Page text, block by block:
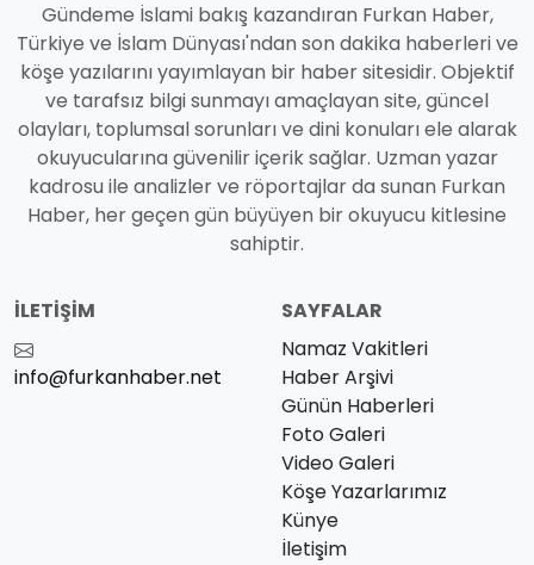
Gündeme İslami bakış kazandıran Furkan Haber,
Türkiye ve İslam Dünyası'ndan son dakika haberleri ve
köşe yazılarını yayımlayan bir haber sitesidir. Objektif
ve tarafsız bilgi sunmayı amaçlayan site, güncel
olayları, toplumsal sorunları ve dini konuları ele alarak
okuyucularına güvenilir içerik sağlar. Uzman yazar
kadrosu ile analizler ve röportajlar da sunan Furkan
Haber, her geçen gün büyüyen bir okuyucu kitlesine
sahiptir.
İLETIŞIM
info@furkanhaber.net
SAYFALAR
Namaz Vakitleri
Haber Arşivi
Günün Haberleri
Foto Galeri
Video Galeri
Köşe Yazarlarımız
Künye
İletişim